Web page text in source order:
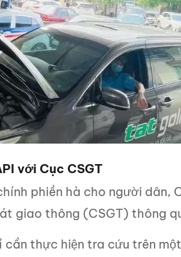
với Cục CSGT
phiền hà cho người dân,
giao thông (CSGT) thông
thực hiện tra cứu trên